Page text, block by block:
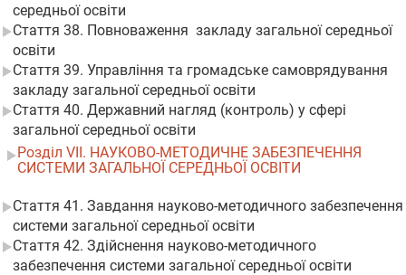
середньої освіти
Стаття 38. Повноваження закладу загальної середньої
освіти
Стаття 39. Управління та громадське самоврядування
закладу загальної середньої освіти
Стаття 40. Державний нагляд (контроль) у сфері
загальної середньої освіти
Розділ VII. НАУКОВО-МЕТОДИЧНЕ ЗАБЕЗПЕЧЕННЯ
СИСТЕМИ ЗАГАЛЬНОЇ СЕРЕДНЬОЇ ОСВІТИ
Стаття 41. Завдання науково-методичного забезпечення
системи загальної середньої освіти
Стаття 42. Здійснення науково-методичного
забезпечення системи загальної середньої освіти